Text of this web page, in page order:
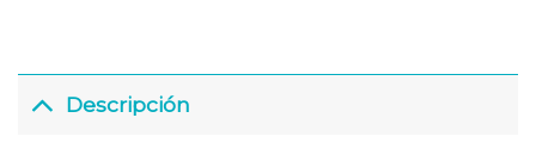
Descripción